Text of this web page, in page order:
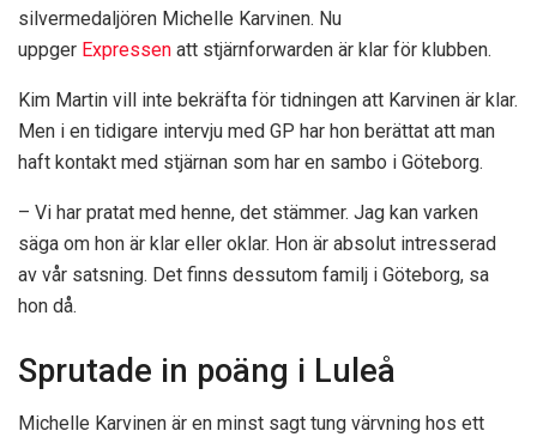
silvermedaljören Michelle Karvinen. Nu
uppger Expressen att stjärnforwarden är klar för klubben.
Kim Martin vill inte bekräfta för tidningen att Karvinen är klar.
Men i en tidigare intervju med GP har hon berättat att man
haft kontakt med stjärnan som har en sambo i Göteborg.
– Vi har pratat med henne, det stämmer. Jag kan varken
säga om hon är klar eller oklar. Hon är absolut intresserad
av vår satsning. Det finns dessutom familj i Göteborg, sa
hon då.
Sprutade in poäng i Luleå
Michelle Karvinen är en minst sagt tung värvning hos ett